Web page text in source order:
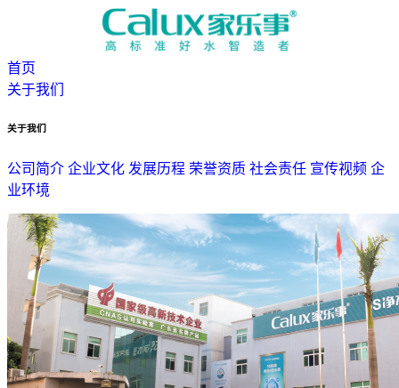
首页
关于我们
关于我们
公司简介 企业文化 发展历程 荣誉资质 社会责任 宣传视频 企
业环境